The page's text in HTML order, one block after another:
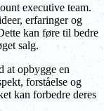
executive team.
erfaringer og
kan føre til bedre
salg.
at opbygge en
forståelse og
kan forbedre deres